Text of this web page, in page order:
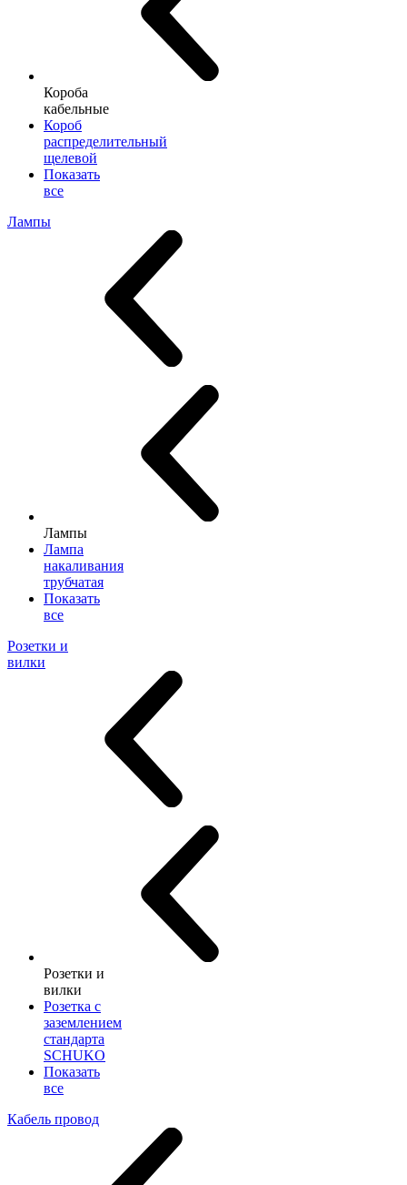
Короба
кабельные
Короб
распределительный
щелевой
Показать
все
Лампы
Лампы
Лампа
накаливания
трубчатая
Показать
все
Розетки и
вилки
Розетки и
вилки
Розетка с
заземлением
стандарта
SCHUKO
Показать
все
Кабель провод